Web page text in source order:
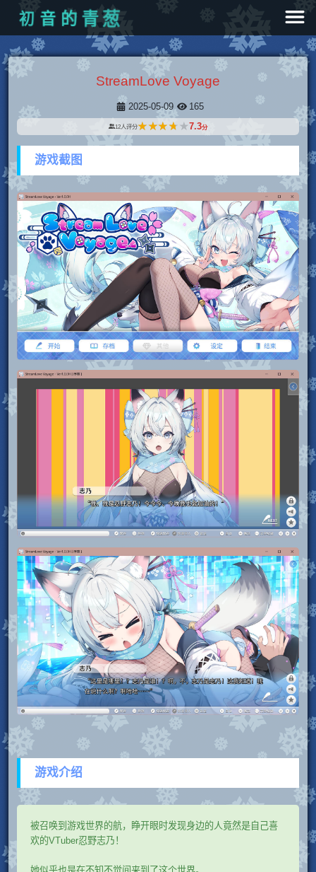
初 音 的 青 葱
StreamLove Voyage
2025-05-09 165
12 人评分★★★★★
★★★★★7.3分
游戏截图
游戏介绍
被召唤到游戏世界的航，睁开眼时发现身边的人竟然是自己喜
欢的VTuber忍野志乃！